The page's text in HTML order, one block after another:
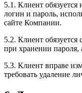
5.1. Клиент
логин и пароль,
сайте Компании.
5.2. Клиент
при хранении пароля,
5.3. Клиент вправе
требовать удаление